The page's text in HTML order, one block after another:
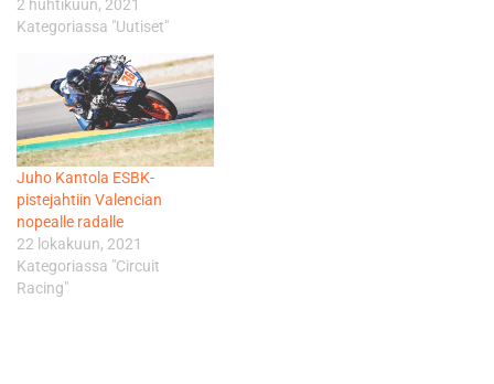
2 huhtikuun, 2021
Kategoriassa "Uutiset"
Juho Kantola ESBK-
pistejahtiin Valencian
nopealle radalle
22 lokakuun, 2021
Kategoriassa "Circuit
Racing"